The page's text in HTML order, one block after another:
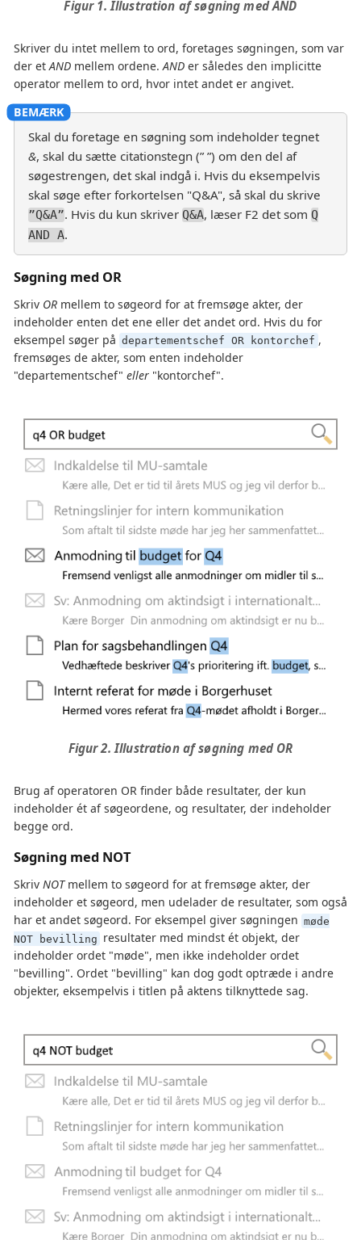
Figur 1. Illustration af søgning med AND
Skriver du intet mellem to ord, foretages søgningen, som var
der etAND mellem ordene.AND er således den implicitte
operator mellem to ord, hvor intet andet er angivet.
Skal du foretage en søgning som indeholder tegnet
&, skal du sætte citationstegn (” ”) om den del af
søgestrengen, det skal indgå i. Hvis du eksempelvis
skal søge efter forkortelsen "Q&A", så skal du skrive
”Q&A”. Hvis du kun skriver Q&A, læser F2 det som Q
AND A.
Søgning med OR
Skriv OR mellem to søgeord for at fremsøge akter, der
indeholder enten det ene eller det andet ord. Hvis du for
eksempel søger på departementschef OR kontorchef ,
fremsøges de akter, som enten indeholder
"departementschef" eller "kontorchef".
Figur 2. Illustration af søgning med OR
Brug af operatoren OR finder både resultater, der kun
indeholder ét af søgeordene, og resultater, der indeholder
begge ord.
Søgning med NOT
Skriv NOTmellem to søgeord for at fremsøge akter, der
indeholder et søgeord, men udelader de resultater, som også
har et andet søgeord. For eksempel giver søgningen møde
NOT bevilling resultater med mindst ét objekt, der
indeholder ordet "møde", men ikke indeholder ordet
"bevilling". Ordet "bevilling" kan dog godt optræde i andre
objekter, eksempelvis i titlen på aktens tilknyttede sag.